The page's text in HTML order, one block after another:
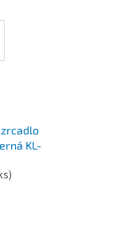
zrcadlo
KL-